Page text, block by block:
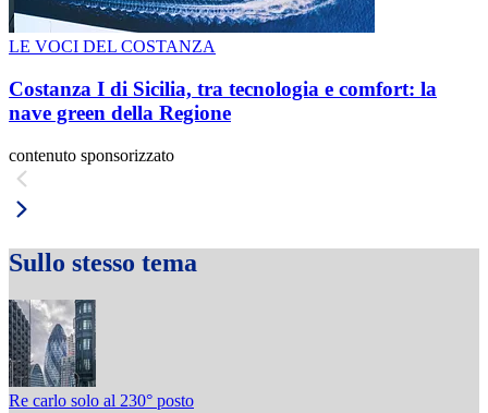
LE VOCI DEL COSTANZA
Costanza I di Sicilia, tra tecnologia e comfort: la
nave green della Regione
contenuto sponsorizzato
Sullo stesso tema
Re carlo solo al 230° posto